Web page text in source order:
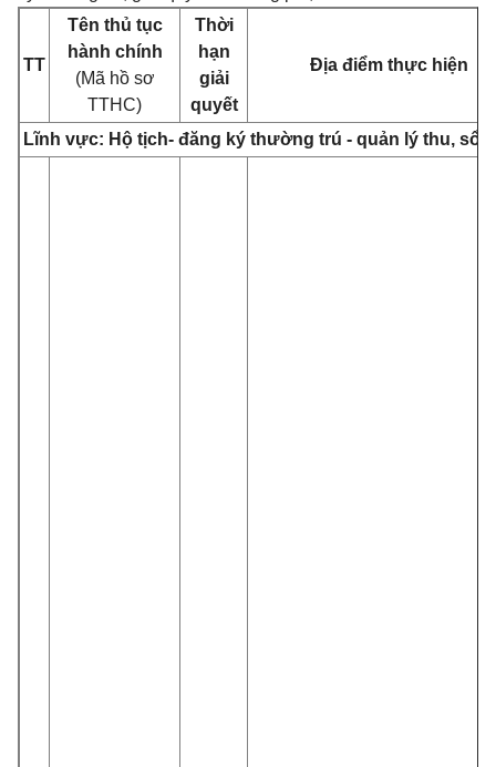
TT
Tên thủ tục
hành chính
(Mã hồ sơ
TTHC)
Thời
hạn
giải
quyết
Địa điểm thực hiện
Lĩnh vực: Hộ tịch- đăng ký thường trú - quản lý thu, sổ-